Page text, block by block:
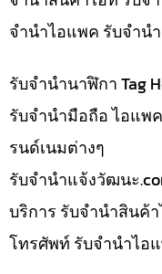
จำนำไอแพค รับจำน
รับจำนำนาฬิกา Tag
รับจำนำมือถือ ไอแพ
รนด์เนมต่างๆ
รับจํานําแจ้งวัฒนะ
บริการ รับจำนำสินค้
โทรศัพท์ รับจำนำไอ